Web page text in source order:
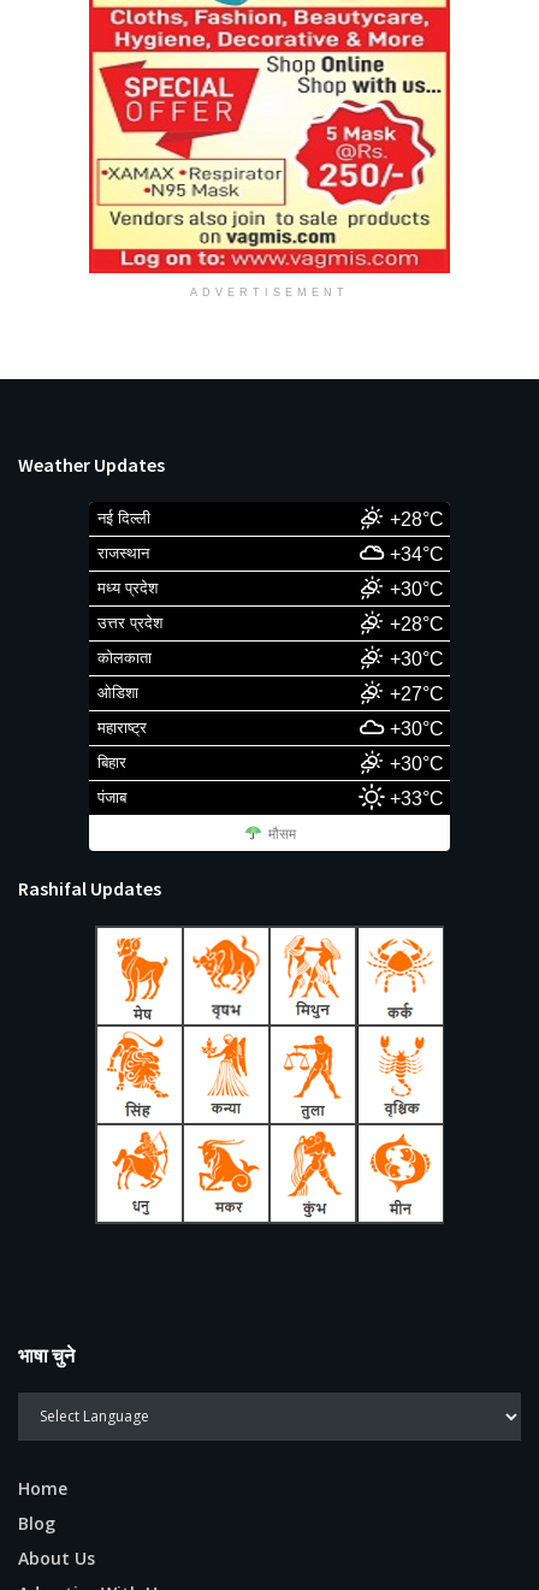
ADVERTISEMENT
Weather Updates
नई दिल्ली +28°C
राजस्थान +34°C
मध्य प्रदेश +30°C
उत्तर प्रदेश +28°C
कोलकाता +30°C
ओडिशा +27°C
महाराष्ट्र +30°C
बिहार +30°C
पंजाब +33°C
मौसम
Rashifal Updates
भाषा चुने
Home
Blog
About Us